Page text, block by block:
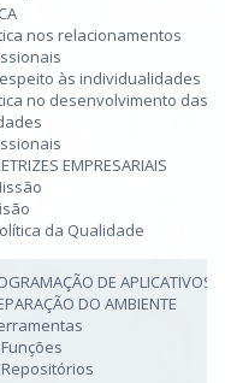
nos relacionamentos
às individualidades
no desenvolvimento das
EMPRESARIAIS
da Qualidade
DE APLICATIVOS
DO AMBIENTE
Repositórios